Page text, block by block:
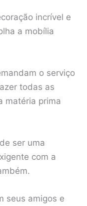
incrível e
a mobília
o serviço
todas as
matéria prima
ser uma
com a
seus amigos e